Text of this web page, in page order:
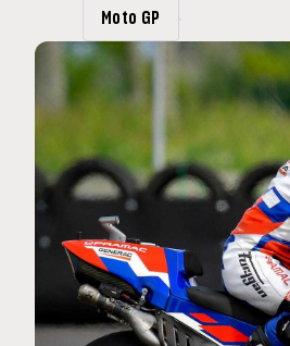
club spécial dans
MOTO GP
Moto GP